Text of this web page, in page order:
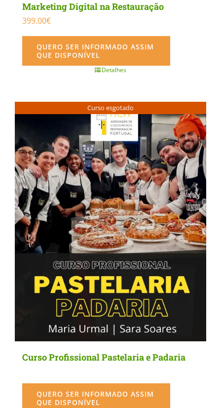
Marketing Digital na Restauração
399.00€
QUERO SER INFORMADO ASSIM
QUE DISPONÍVEL
Detalhes
Curso esgotado
Curso Profissional Pastelaria e Padaria
QUERO SER INFORMADO ASSIM
QUE DISPONÍVEL